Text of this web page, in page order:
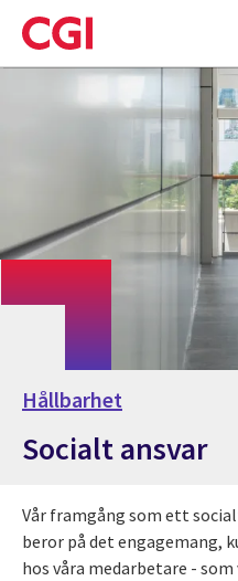
Skip
to
main
Hållbarhet
Socialt ansvar
Vår framgång som ett
beror på det engagemang,
hos våra medarbetare -